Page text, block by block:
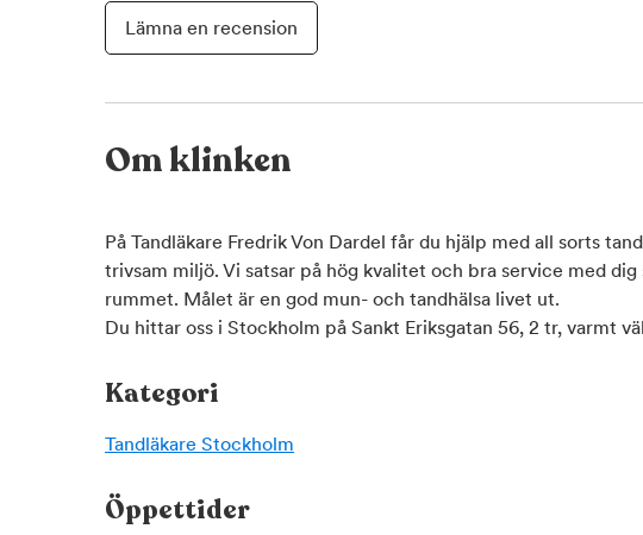
Lämna en recension
Om klinken
På Tandläkare Fredrik Von Dardel får du hjälp med all sorts
trivsam miljö. Vi satsar på hög kvalitet och bra service med
rummet. Målet är en god mun- och tandhälsa livet ut.
Du hittar oss i Stockholm på Sankt Eriksgatan 56, 2 tr, varmt
Kategori
Tandläkare Stockholm
Öppettider